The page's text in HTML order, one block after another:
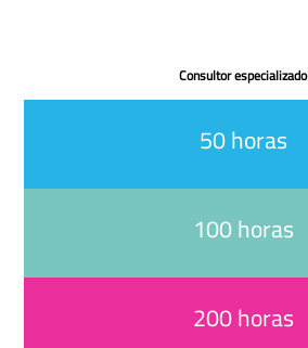
Consultor especializado
50 horas
100 horas
200 horas